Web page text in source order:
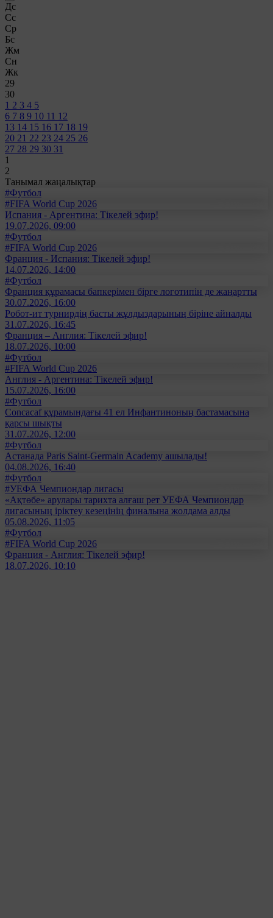
Дс
Сс
Ср
Бс
Жм
Сн
Жк
29
30
1 2 3 4 5
6 7 8 9 10 11 12
13 14 15 16 17 18 19
20 21 22 23 24 25 26
27 28 29 30 31
1
2
Танымал жаңалықтар
#Футбол
#FIFA World Cup 2026
Испания - Аргентина: Тікелей эфир!
19.07.2026, 09:00
#Футбол
#FIFA World Cup 2026
Франция - Испания: Тікелей эфир!
14.07.2026, 14:00
#Футбол
Франция құрамасы бапкерімен бірге логотипін де жаңартты
30.07.2026, 16:00
Робот-ит турнирдің басты жұлдыздарының біріне айналды
31.07.2026, 16:45
Франция – Англия: Тікелей эфир!
18.07.2026, 10:00
#Футбол
#FIFA World Cup 2026
Англия - Аргентина: Тікелей эфир!
15.07.2026, 16:00
#Футбол
Concacaf құрамындағы 41 ел Инфантиноның бастамасына
қарсы шықты
31.07.2026, 12:00
#Футбол
Астанада Paris Saint-Germain Academy ашылады!
04.08.2026, 16:40
#Футбол
#УЕФА Чемпиондар лигасы
«Ақтөбе» арулары тарихта алғаш рет УЕФА Чемпиондар
лигасының іріктеу кезеңінің финалына жолдама алды
05.08.2026, 11:05
#Футбол
#FIFA World Cup 2026
Франция - Англия: Тікелей эфир!
18.07.2026, 10:10